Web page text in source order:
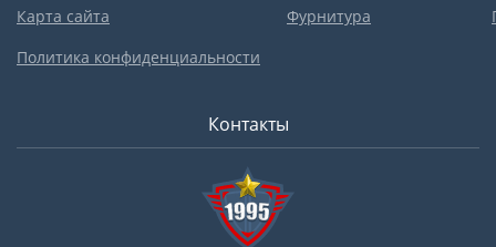
Карта сайта
Политика конфиденциальности
Фурнитура
Контакты